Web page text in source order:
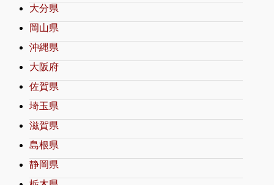
大分県
岡山県
沖縄県
大阪府
佐賀県
埼玉県
滋賀県
島根県
静岡県